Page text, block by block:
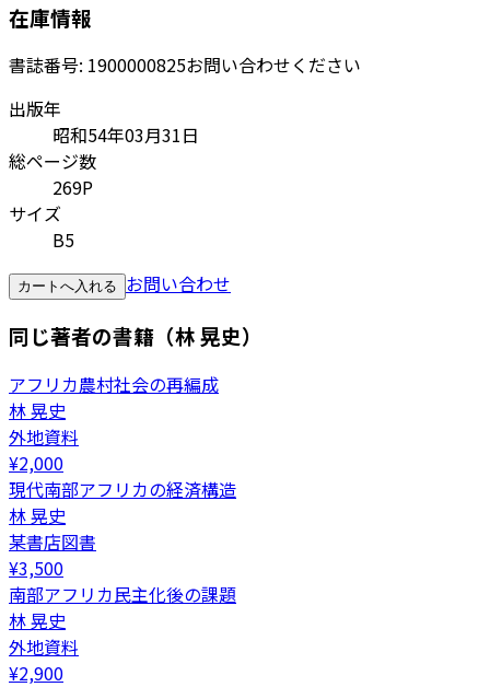
在庫情報
書誌番号: 1900000825お問い合わせください
出版年
昭和54年03月31日
総ページ数
269P
サイズ
B5
カートへ入れる お問い合わせ
同じ著者の書籍（林 晃史）
アフリカ農村社会の再編成
林 晃史
外地資料
¥2,000
現代南部アフリカの経済構造
林 晃史
某書店図書
¥3,500
南部アフリカ民主化後の課題
林 晃史
外地資料
¥2,900